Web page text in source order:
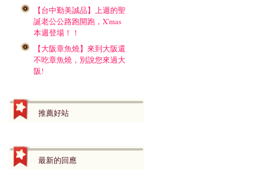
【台中勤美誠品】上週的聖
誕老公公路跑開跑，X'mas
本週登場！！
【大阪章魚燒】來到大阪還
不吃章魚燒，別說您來過大
阪!
推薦好站
最新的回應